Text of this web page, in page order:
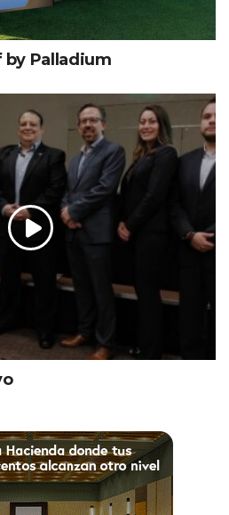
Es importante pues las
a comportamientos y a tomar
Para comprender los criterios
es lo que motiva la
Muy útil para conectar esas
vez nos hacen únicos.
Cautivar al público como agente
Esta nueva
con intención.
by Palladium